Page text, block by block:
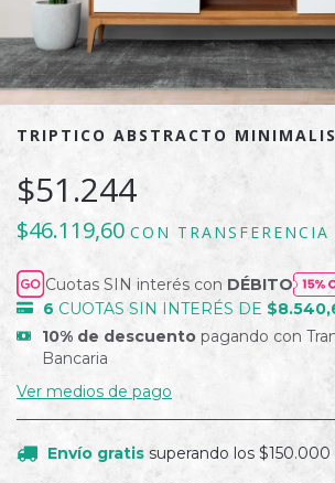
TRIPTICO ABSTRACTO
$51.244
$46.119,60 CON
Cuotas SIN interés con DÉBITO
6 CUOTAS SIN INTERÉS DE
10% de descuento pagando con
Bancaria
Ver medios de pago
Envío gratis superando los $150.000